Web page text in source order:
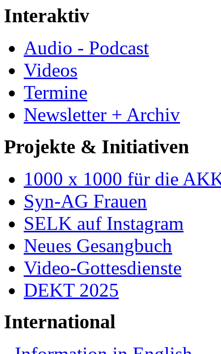
Interaktiv
Audio - Podcast
Videos
Termine
Newsletter + Archiv
Projekte & Initiativen
1000 x 1000 für die
Syn-AG Frauen
SELK auf Instagram
Neues Gesangbuch
Video-Gottesdienste
DEKT 2025
International